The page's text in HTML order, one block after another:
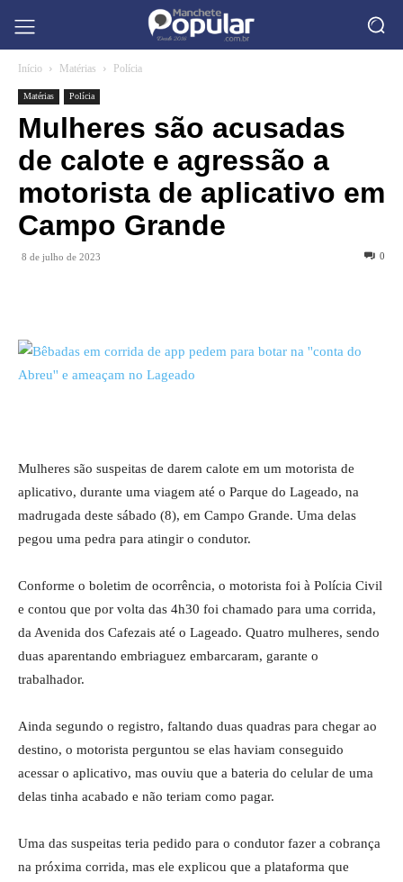
Início Matérias Polícia
Matérias Polícia
Mulheres são acusadas
de calote e agressão a
motorista de aplicativo em
Campo Grande
8 de julho de 2023 0
Mulheres são suspeitas de darem calote em um motorista de
aplicativo, durante uma viagem até o Parque do Lageado, na
madrugada deste sábado (8), em Campo Grande. Uma delas
pegou uma pedra para atingir o condutor.
Conforme o boletim de ocorrência, o motorista foi à Polícia Civil
e contou que por volta das 4h30 foi chamado para uma corrida,
da Avenida dos Cafezais até o Lageado. Quatro mulheres, sendo
duas aparentando embriaguez embarcaram, garante o
trabalhador.
Ainda segundo o registro, faltando duas quadras para chegar ao
destino, o motorista perguntou se elas haviam conseguido
acessar o aplicativo, mas ouviu que a bateria do celular de uma
delas tinha acabado e não teriam como pagar.
Uma das suspeitas teria pedido para o condutor fazer a cobrança
na próxima corrida, mas ele explicou que a plataforma que